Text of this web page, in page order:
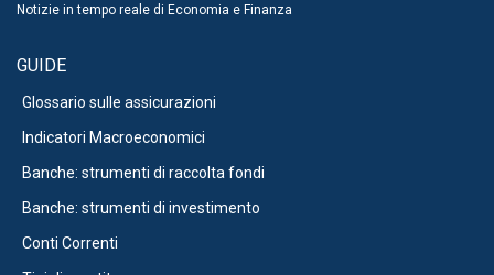
Notizie in tempo reale di Economia e Finanza
GUIDE
Glossario sulle assicurazioni
Indicatori Macroeconomici
Banche: strumenti di raccolta fondi
Banche: strumenti di investimento
Conti Correnti